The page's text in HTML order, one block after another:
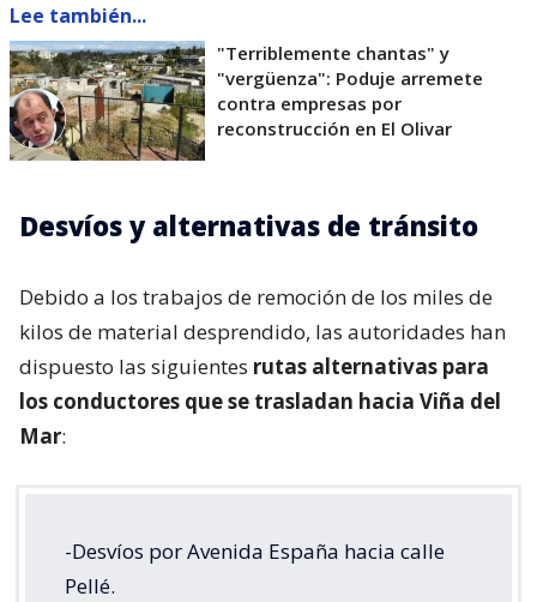
Lee también...
"Terriblemente chantas" y
"vergüenza": Poduje arremete
contra empresas por
reconstrucción en El Olivar
Desvíos y alternativas de tránsito
Debido a los trabajos de remoción de los miles de
kilos de material desprendido, las autoridades han
dispuesto las siguientes rutas alternativas para
los conductores que se trasladan hacia Viña del
Mar:
-Desvíos por Avenida España hacia calle
Pellé.